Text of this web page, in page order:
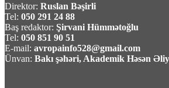
Kanadada nəzarətdən çıxan
yanğınları səbəbindən
edilib
Direktor: Ruslan Bəşirli
Tel: 050 291 24 88
Baş redaktor: Şirvani Hümmətoğlu
Tel: 050 851 90 51
E-mail: avropainfo528@gmail.com
Ünvan: Bakı şəhəri, Akademik Həsən